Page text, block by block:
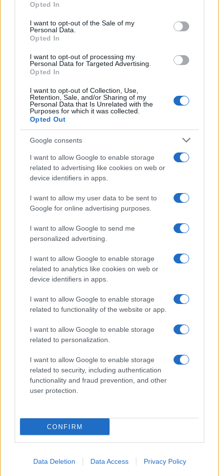
use your data for below specified purposes in below Google
consent section.
Opted In
I want to opt-out of the Sale of my
Personal Data.
Opted In
I want to opt-out of processing my
Personal Data for Targeted Advertising.
Opted In
I want to opt-out of Collection, Use,
Retention, Sale, and/or Sharing of my
Personal Data that Is Unrelated with the
Purposes for which it was collected.
Opted Out
Google consents
I want to allow Google to enable storage
related to advertising like cookies on web or
device identifiers in apps.
I want to allow my user data to be sent to
Google for online advertising purposes.
I want to allow Google to send me
personalized advertising.
I want to allow Google to enable storage
related to analytics like cookies on web or
device identifiers in apps.
I want to allow Google to enable storage
related to functionality of the website or app.
I want to allow Google to enable storage
related to personalization.
I want to allow Google to enable storage
related to security, including authentication
functionality and fraud prevention, and other
user protection.
CONFIRM
Data Deletion Data Access Privacy Policy
2019. november közepén országos
tüntetések törtek ki az üzemanyagárak
drasztikus emelése miatt. A biztonsági erők
erőszakkal verték le a megmozdulásokat. Az
áldozatok pontos száma nem ismert. Egyes
becslések szerint 230 volt a halálos
áldozatok száma, mások több mint ezerre
tették az áldozatok számát.
Már az EU is aggódik Irán miatt
7+1 meglepő dolog, amit nem tudott
Cserháti Tamaráról